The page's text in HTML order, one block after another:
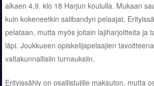
alkaen 4.9. klo 18 Harjun koululla. Mukaan
kuin kokeneetkin salibandyn pelaajat.
pelataan, mutta myös joitain lajiharjoitteita ja
läpi. Joukkueen opiskelijapelaajien
valtakunnallisiin turnauksiin.
Erityissähly on osallistujille maksuton, mutta